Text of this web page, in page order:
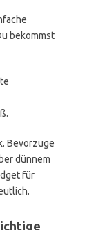
bekommst
Bevorzuge
dünnem
für